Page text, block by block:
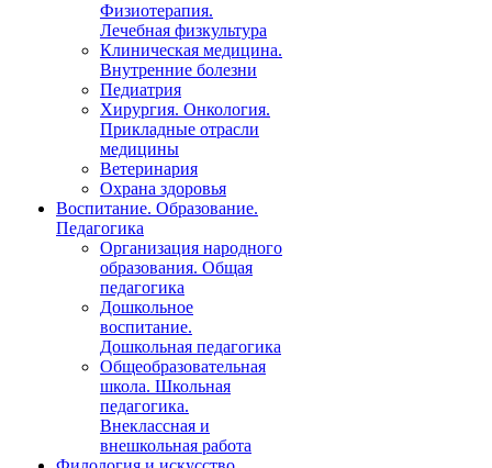
Физиотерапия.
Лечебная физкультура
Клиническая медицина.
Внутренние болезни
Педиатрия
Хирургия. Онкология.
Прикладные отрасли
медицины
Ветеринария
Охрана здоровья
Воспитание. Образование.
Педагогика
Организация народного
образования. Общая
педагогика
Дошкольное
воспитание.
Дошкольная педагогика
Общеобразовательная
школа. Школьная
педагогика.
Внеклассная и
внешкольная работа